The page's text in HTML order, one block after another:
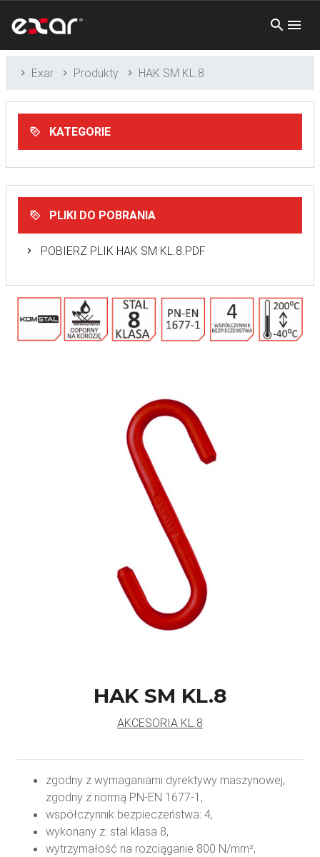
Exar Produkty HAK SM KL.8
KATEGORIE
PLIKI DO POBRANIA
POBIERZ PLIK HAK SM KL.8.PDF
HAK SM KL.8
AKCESORIA KL.8
zgodny z wymaganiami dyrektywy maszynowej,
zgodny z normą PN-EN 1677-1,
współczynnik bezpieczeństwa: 4,
wykonany z: stal klasa 8,
wytrzymałość na rozciąganie 800 N/mm²,